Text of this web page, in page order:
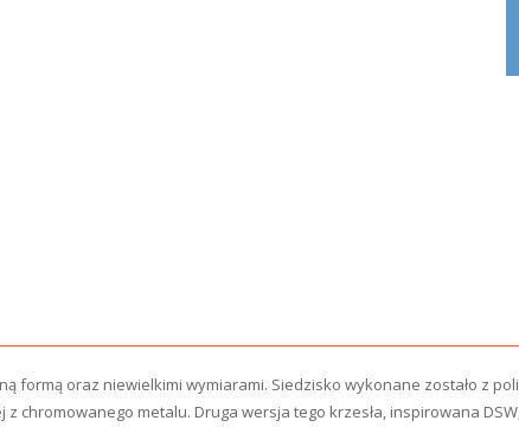
formą oraz niewielkimi wymiarami. Siedzisko wykonane zostało z
chromowanego metalu. Druga wersja tego krzesła, inspirowana